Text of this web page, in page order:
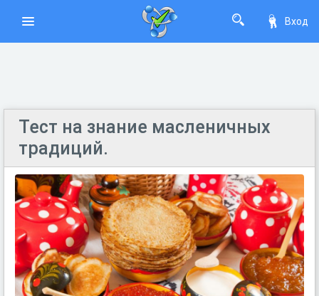
Вход
Тест на знание масленичных
традиций.